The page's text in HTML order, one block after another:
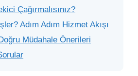
Çağırmalısınız?
Adım Adım Hizmet Akışı
Müdahale Önerileri